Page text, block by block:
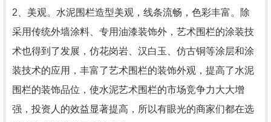
2、美观。水泥围栏造型美观，线条流畅，色彩丰富。除
采用传统外墙涂料、专用油漆装饰外，艺术围栏的涂装技
术也得到了发展，仿花岗岩、汉白玉、仿古铜等涂层和涂
装技术的应用，丰富了艺术围栏的装饰外观，提高了水泥
围栏的装饰品位，使水泥艺术围栏的市场竞争力大大增
强，投资人的效益显著提高，所以有眼光的商家们都在选